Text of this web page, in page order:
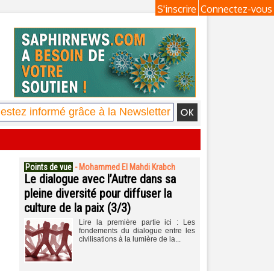
Connectez-vous
S'inscrire
Points de vue - Mohammed El Mahdi Krabch
Le dialogue avec l’Autre dans sa
pleine diversité pour diffuser la
culture de la paix (3/3)
Lire la première partie ici : Les
fondements du dialogue entre les
civilisations à la lumière de la...